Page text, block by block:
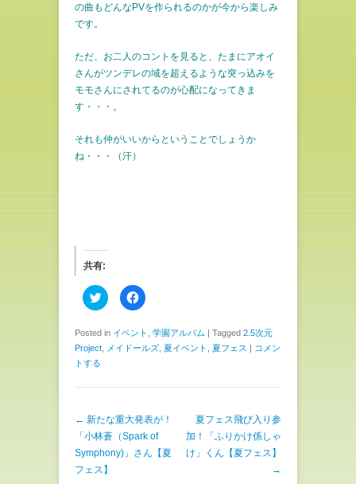
の曲もどんなPVを作られるのかが今から楽しみ
です。
ただ、お二人のコントを見ると、たまにアオイ
さんがツンデレの域を超えるような突っ込みを
モモさんにされてるのが心配になってきま
す・・・。
それも仲がいいからということでしょうか
ね・・・（汗）
共有:
ク
リ
し
T
t
で
共
有
(
新
し
い
F
a
b
o
o
有
に
は
ク
リ
ッ
Posted in イベント 学園アルバム | Tagged 2.5次元
Project
メイドールズ 夏イベント 夏フェス | コメン
トする
投稿ナビゲーション
← 新たな重大発表が！
「小林蒼（Spark of
Symphony)」さん【夏
フェス】
夏フェス飛び入り参
加！「ふりかけ係しゃ
け」くん【夏フェス】
→